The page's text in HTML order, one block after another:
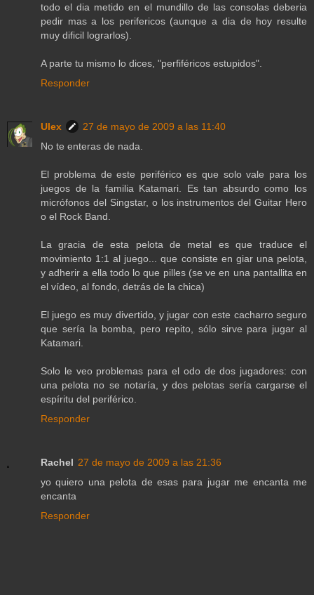
todo el dia metido en el mundillo de las consolas deberia
pedir mas a los perifericos (aunque a dia de hoy resulte
muy dificil lograrlos).
A parte tu mismo lo dices, "perfiféricos estupidos".
Responder
Ulex
27 de mayo de 2009 a las 11:40
No te enteras de nada.
El problema de este periférico es que solo vale para los
juegos de la familia Katamari. Es tan absurdo como los
micrófonos del Singstar, o los instrumentos del Guitar Hero
o el Rock Band.
La gracia de esta pelota de metal es que traduce el
movimiento 1:1 al juego... que consiste en giar una pelota,
y adherir a ella todo lo que pilles (se ve en una pantallita en
el vídeo, al fondo, detrás de la chica)
El juego es muy divertido, y jugar con este cacharro seguro
que sería la bomba, pero repito, sólo sirve para jugar al
Katamari.
Solo le veo problemas para el odo de dos jugadores: con
una pelota no se notaría, y dos pelotas sería cargarse el
espíritu del periférico.
Responder
Rachel 27 de mayo de 2009 a las 21:36
yo quiero una pelota de esas para jugar me encanta me
encanta
Responder